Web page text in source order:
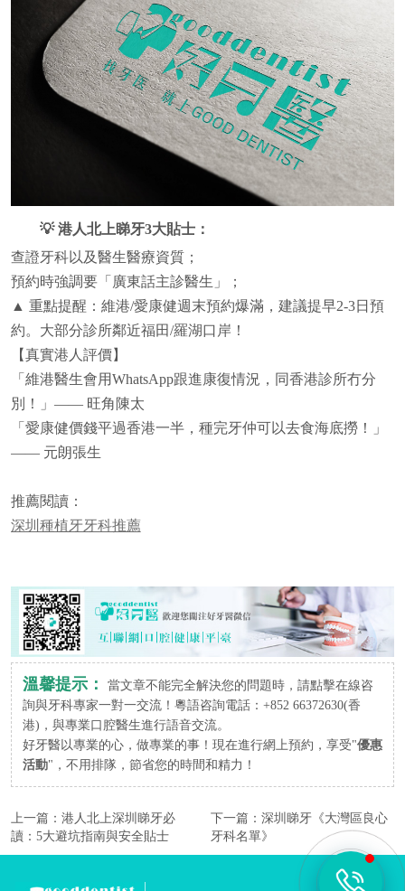
💡 港人北上睇牙3大貼士：
查證牙科以及醫生醫療資質；
預約時強調要「廣東話主診醫生」；
▲ 重點提醒：維港/愛康健週末預約爆滿，建議提早2-3日預
約。大部分診所鄰近福田/羅湖口岸！
【真實港人評價】
「維港醫生會用WhatsApp跟進康復情況，同香港診所冇分
別！」—— 旺角陳太
「愛康健價錢平過香港一半，種完牙仲可以去食海底撈！」
—— 元朗張生
推薦閱讀：
深圳種植牙牙科推薦
溫馨提示：
當文章不能完全解決您的問題時，請點擊在線咨
詢與牙科專家一對一交流！粵語咨詢電話：+852 66372630(香
港)，與專業口腔醫生進行語音交流。
好牙醫以專業的心，做專業的事！現在進行網上預約，享受"優惠
活動"，不用排隊，節省您的時間和精力！
上一篇： 港人北上深圳睇牙必
讀：5大避坑指南與安全貼士
下一篇： 深圳睇牙《大灣區良心
牙科名單》